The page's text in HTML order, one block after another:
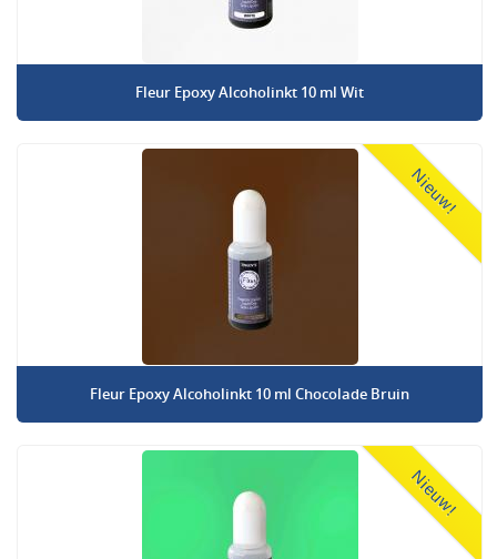
Fleur Epoxy Alcoholinkt 10 ml Wit
Nieuw!
Fleur Epoxy Alcoholinkt 10 ml Chocolade Bruin
Nieuw!